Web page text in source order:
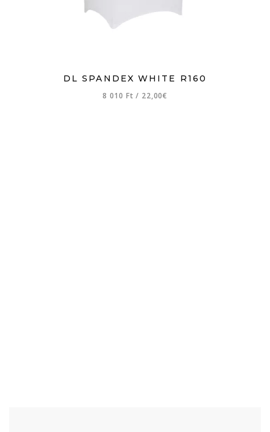
DL SPANDEX WHITE R160
8 010 Ft/ 22,00€